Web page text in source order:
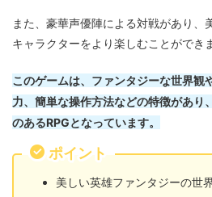
また、豪華声優陣による対戦があり、
キャラクターをより楽しむことができ
このゲームは、ファンタジーな世界観
力、簡単な操作方法などの特徴があり
のあるRPGとなっています。
ポイント
美しい英雄ファンタジーの世